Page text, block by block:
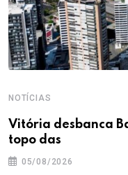
NOTÍCIAS
Vitória desbanca
topo das
05/08/2026